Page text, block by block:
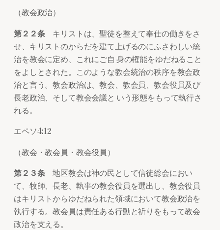
（教会政治）
第２２条キリストは、聖徒を整えて奉仕の働きをさ
せ、キリストのからだを建て上げるのにふさわしい統
治を教会に定め、これにご自 身の権能をゆだねること
をよしとされた。このような教会統治の秩序を教会政
治と言う。教会政治は、教会、教会員、教会役員及び
長老政治、そして教会会議と いう形態をもって執行さ
れる。
エペソ4:12
（教会・教会員・教会役員）
第２３条地区教会は神の民として信徒総会におい
て、牧師、長老、執事の教会役員を選出し、教会役員
はキリストからゆだねられた領域において教会政治を
執行する。教会員は責任ある行動と祈りをもって教会
政治を支える。